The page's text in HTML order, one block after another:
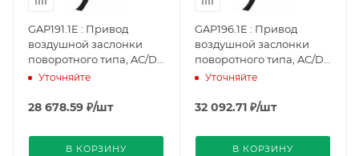
GAP191.1E : Привод
воздушной заслонки
поворотного типа, AC/DC
24 В, DC 0(2)...10 В /
электронной функции
(BPZ:GAP191.1E), Siemens
Уточняйте
28 678.59 ₽/шт
В КОРЗИНУ
GAP196.1E : Привод
воздушной заслонки
поворотного типа, AC/DC
24 В, DC 0(2)...10 В /
электронной функции
переключателя
(BPZ:GAP196.1E), Siemens
Уточняйте
32 092.71 ₽/шт
В КОРЗИНУ